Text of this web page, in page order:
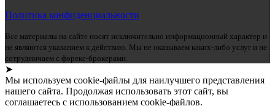
Политика конфиденциальности
Все материалы на сайте носят исключительно информационный характер и
не являются указанием к действию. Мы не оказываем каких-либо услуг и не
сотрудничаем с форекс-брокерами.
➤
Мы используем cookie-файлы для наилучшего представления
нашего сайта. Продолжая использовать этот сайт, вы
соглашаетесь с использованием cookie-файлов.